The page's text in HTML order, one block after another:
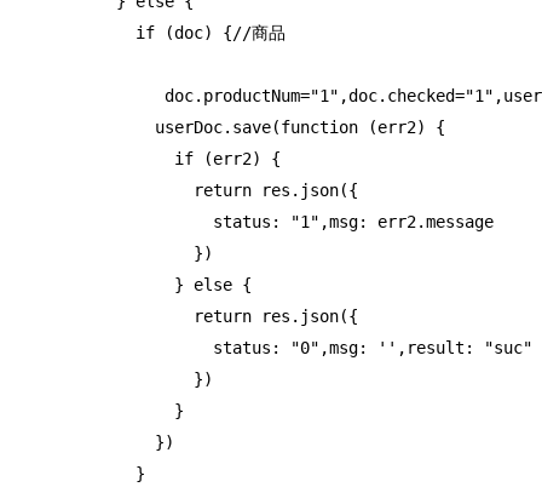
              if (doc) {//商品
                userDoc.save(function (err2) {
                  if (err2) {
                    return res.json({
                      status: "1",msg: err2.message
                    })
                  } else {
                    return res.json({
                      status: "0",msg: '',result: "suc"
                    })
                  }
                })
              }